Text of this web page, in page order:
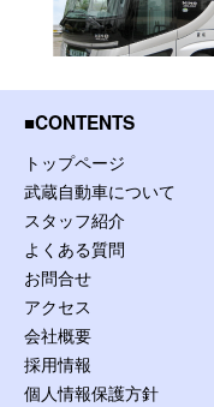
CONTENTS
トップページ
武蔵自動車について
スタッフ紹介
よくある質問
お問合せ
アクセス
会社概要
採用情報
個人情報保護方針